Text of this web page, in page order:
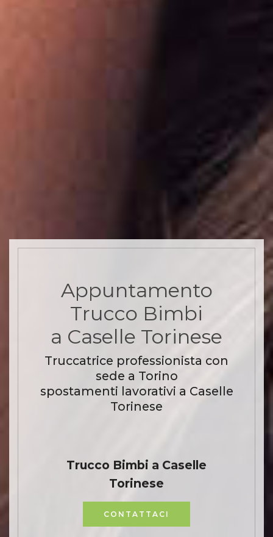
Appuntamento
Trucco Bimbi
a Caselle Torinese
Truccatrice professionista con
sede a Torino
spostamenti lavorativi a Caselle
Torinese
Trucco Bimbi a Caselle
Torinese
CONTATTACI